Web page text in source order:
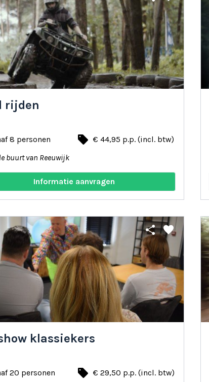
rijden
8 personen local_offer € 44,95 p.p. (incl. btw)
buurt van Reeuwijk
Informatie aanvragen
share favorite
klassiekers
20 personen local_offer € 29,50 p.p. (incl. btw)